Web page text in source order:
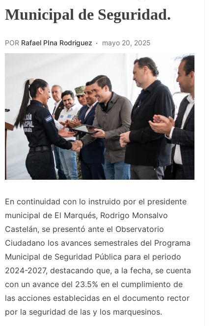
Municipal de Seguridad.
POR Rafael PIna Rodriguez mayo 20, 2025
En continuidad con lo instruido por el presidente
municipal de El Marqués, Rodrigo Monsalvo
Castelán, se presentó ante el Observatorio
Ciudadano los avances semestrales del Programa
Municipal de Seguridad Pública para el periodo
2024-2027, destacando que, a la fecha, se cuenta
con un avance del 23.5% en el cumplimiento de
las acciones establecidas en el documento rector
por la seguridad de las y los marquesinos.